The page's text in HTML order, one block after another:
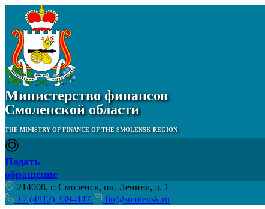
Министерство финансов
Смоленской области
THE MINISTRY OF FINANCE OF THE SMOLENSK REGION
Подать
обращение
214008, г. Смоленск, пл. Ленина, д. 1
+7 (4812) 339–447
fin@smolensk.ru